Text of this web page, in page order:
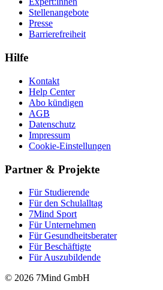
Stellenangebote
Presse
Barrierefreiheit
Hilfe
Kontakt
Help Center
Abo kündigen
AGB
Datenschutz
Impressum
Cookie-Einstellungen
Partner & Projekte
Für Stu­die­rende
Für den Schulalltag
7Mind Sport
Für Unter­neh­men
Für Gesund­heits­be­ra­ter
Für Beschäftigte
Für Auszubildende
© 2026 7Mind GmbH